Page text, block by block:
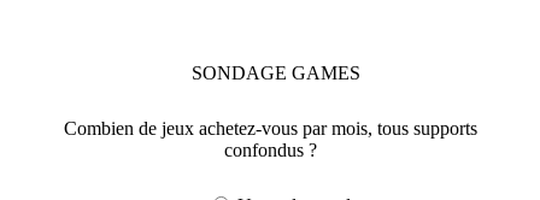
SONDAGE GAMES
Combien de jeux achetez-vous par mois, tous supports
confondus ?